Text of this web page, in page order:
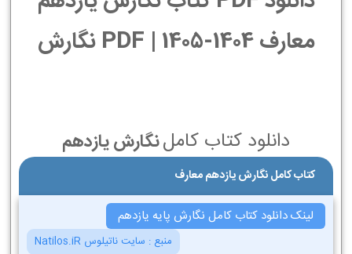
معارف 1404-1405 | PDF نگارش
دانلود کتاب کاملنگارش یازدهم
کتاب کامل نگارش یازدهم معارف
لینک دانلود کتاب کامل نگارش پایه یازدهم
منبع : سایت ناتیلوس Natilos.iR